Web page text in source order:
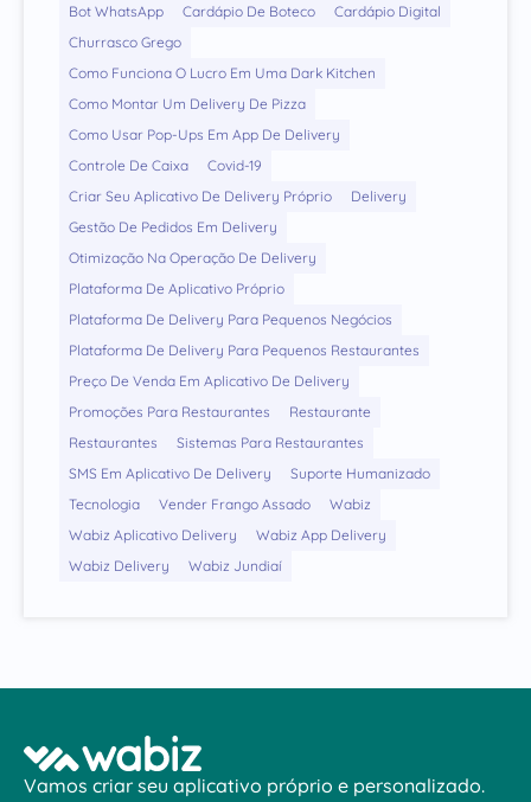
Bot WhatsApp
Cardápio De Boteco
Cardápio Digital
Churrasco Grego
Como Funciona O Lucro Em Uma Dark Kitchen
Como Montar Um Delivery De Pizza
Como Usar Pop-Ups Em App De Delivery
Controle De Caixa
Covid-19
Criar Seu Aplicativo De Delivery Próprio
Delivery
Gestão De Pedidos Em Delivery
Otimização Na Operação De Delivery
Plataforma De Aplicativo Próprio
Plataforma De Delivery Para Pequenos Negócios
Plataforma De Delivery Para Pequenos Restaurantes
Preço De Venda Em Aplicativo De Delivery
Promoções Para Restaurantes
Restaurante
Restaurantes
Sistemas Para Restaurantes
SMS Em Aplicativo De Delivery
Suporte Humanizado
Tecnologia
Vender Frango Assado
Wabiz
Wabiz Aplicativo Delivery
Wabiz App Delivery
Wabiz Delivery
Wabiz Jundiaí
Vamos criar seu aplicativo próprio e personalizado.